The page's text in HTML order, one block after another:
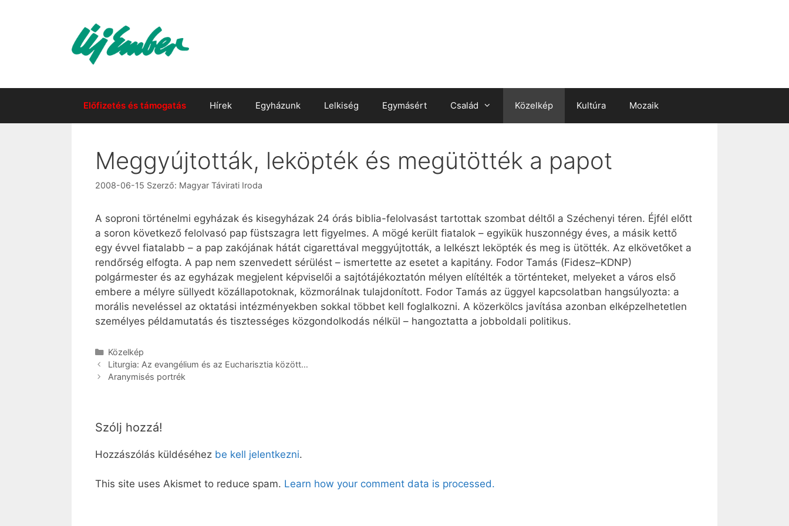
Előfizetés és támogatás Hírek Egyházunk Lelkiség Egymásért Család Közelkép Kultúra Mozaik
Meggyújtották, leköpték és megütötték a papot
2008-06-15 Szerző: Magyar Távirati Iroda
A soproni történelmi egyházak és kisegyházak 24 órás biblia-felolvasást tartottak szombat déltől a Széchenyi téren. Éjfél előtt
a soron következő felolvasó pap füstszagra lett figyelmes. A mögé került fiatalok – egyikük huszonnégy éves, a másik kettő
egy évvel fiatalabb – a pap zakójának hátát cigarettával meggyújtották, a lelkészt leköpték és meg is ütötték. Az elkövetőket a
rendőrség elfogta. A pap nem szenvedett sérülést – ismertette az esetet a kapitány. Fodor Tamás (Fidesz–KDNP)
polgármester és az egyházak megjelent képviselői a sajtótájékoztatón mélyen elítélték a történteket, melyeket a város első
embere a mélyre süllyedt közállapotoknak, közmorálnak tulajdonított. Fodor Tamás az üggyel kapcsolatban hangsúlyozta: a
morális neveléssel az oktatási intézményekben sokkal többet kell foglalkozni. A közerkölcs javítása azonban elképzelhetetlen
személyes példamutatás és tisztességes közgondolkodás nélkül – hangoztatta a jobboldali politikus.
Kategória
Közelkép
Liturgia: Az evangélium és az Eucharisztia között…
Aranymisés portrék
Szólj hozzá!
Hozzászólás küldéséhez be kell jelentkezni.
This site uses Akismet to reduce spam. Learn how your comment data is processed.